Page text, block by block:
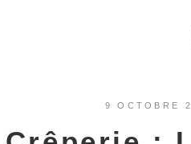
9 OCTOBRE